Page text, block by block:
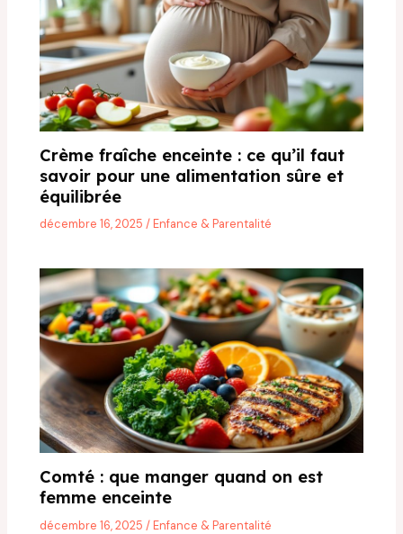
Crème fraîche enceinte : ce qu’il faut
savoir pour une alimentation sûre et
équilibrée
décembre 16, 2025/Enfance & Parentalité
Comté : que manger quand on est
femme enceinte
décembre 16, 2025/Enfance & Parentalité